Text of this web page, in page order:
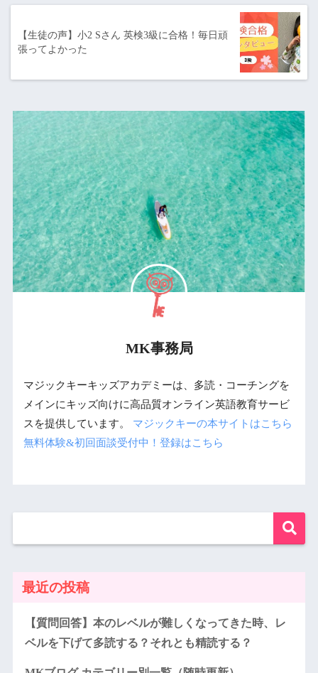
【生徒の声】小2 Sさん 英検3級に合格！毎日頑
張ってよかった
MK事務局
マジックキーキッズアカデミーは、多読・コーチングを
メインにキッズ向けに高品質オンライン英語教育サービ
スを提供しています。 マジックキーの本サイトはこちら
無料体験&初回面談受付中！登録はこちら
最近の投稿
【質問回答】本のレベルが難しくなってきた時、レ
ベルを下げて多読する？それとも精読する？